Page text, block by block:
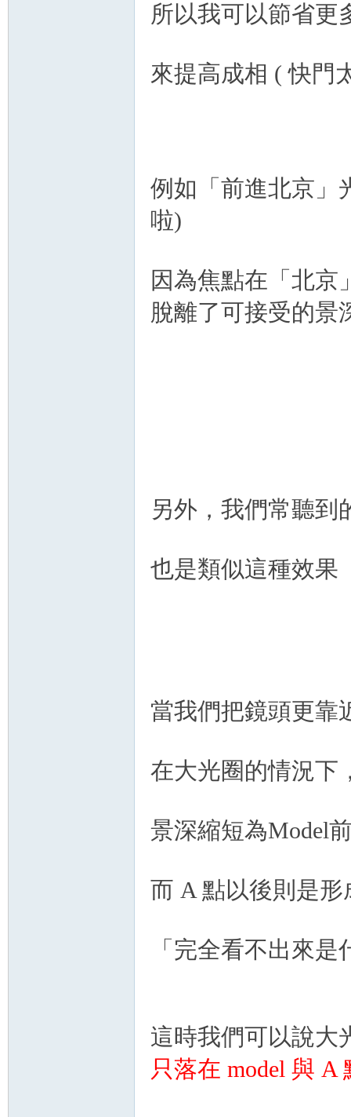
所以我可以節省更
來提高成相 ( 快門
例如「前進北京」
啦)
因為焦點在「北京
脫離了可接受的景
另外，我們常聽到
也是類似這種效果
當我們把鏡頭更靠
在大光圈的情況下
景深縮短為Model
而 A 點以後則是形
「完全看不出來是
這時我們可以說大
只落在 model 與 A